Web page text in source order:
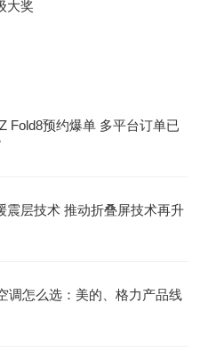
大奖
Fold8预约爆单 多平台订单已
震层技术 推动折叠屏技术再升
调怎么选：美的、格力产品线